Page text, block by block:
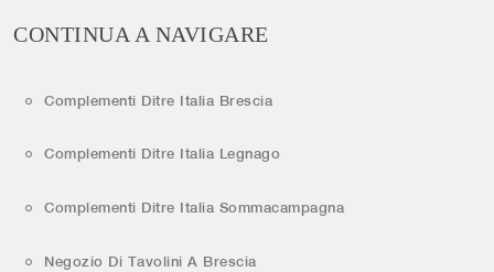
CONTINUA A NAVIGARE
Complementi Ditre Italia Brescia
Complementi Ditre Italia Legnago
Complementi Ditre Italia Sommacampagna
Negozio Di Tavolini A Brescia